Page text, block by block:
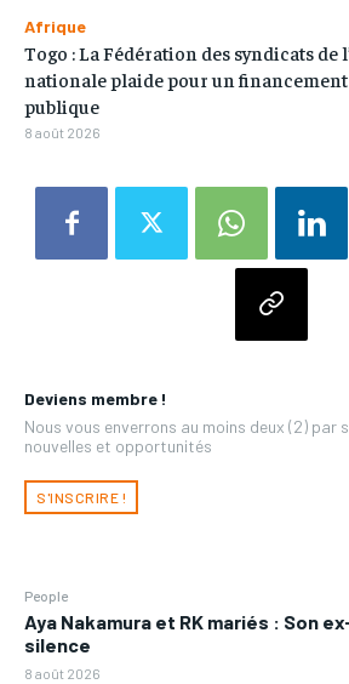
Deviens membre !
Nous vous enverrons au moins deux (2) par
nouvelles et opportunités
S'INSCRIRE !
People
Aya Nakamura et RK mariés : Son
silence
8 août 2026
Afrique
Togo : La Fédération des syndicats de
nationale plaide pour un financement
publique
8 août 2026